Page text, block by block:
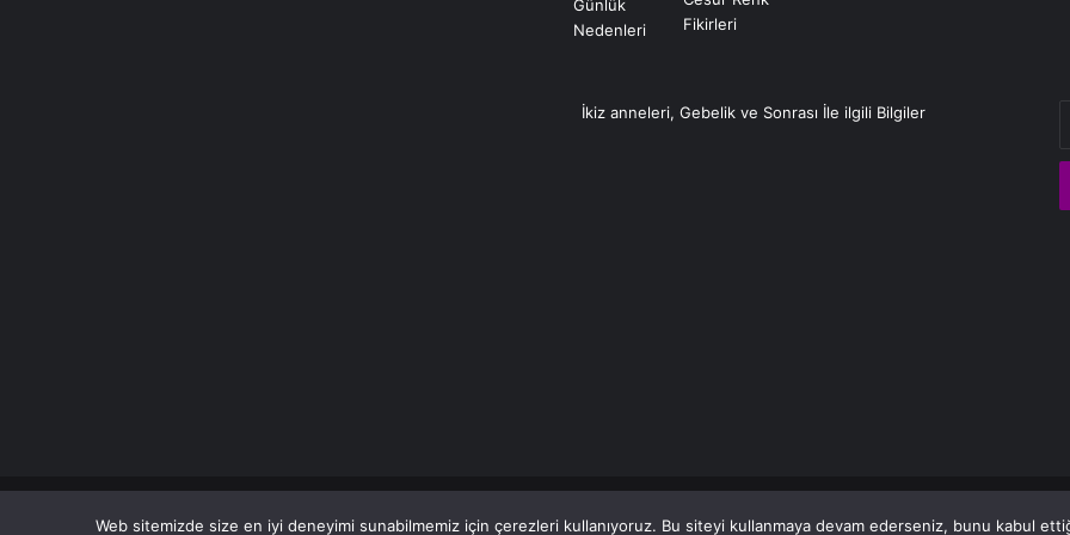
İkiz anneleri, Gebelik ve Sonrası İle ilgili Bilgiler
© Copyright 2026 Her Hakkı Saklıdır.
Web sitemizde size en iyi deneyimi sunabilmemiz için çerezleri kullanıyoruz. Bu siteyi kullanmaya devam ederseniz, bunu kabul